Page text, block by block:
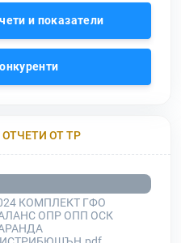
и показатели
ОТ ТР
КОМПЛЕКТ ГФО
ОПР ОПП ОСК